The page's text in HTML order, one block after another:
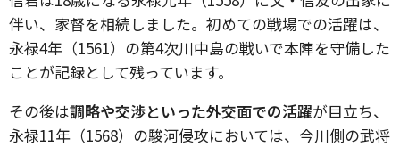
伴い、家督を相続しました。初めての戦場での活躍は、
永禄4年（1561）の第4次川中島の戦いで本陣を守備した
ことが記録として残っています。
その後は調略や交渉といった外交面での活躍が目立ち、
永禄11年（1568）の駿河侵攻においては、今川側の武将